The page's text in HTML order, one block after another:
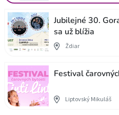
Jubilejné 30.
sa už blížia
Ždiar
Festival
Liptovský Mikuláš